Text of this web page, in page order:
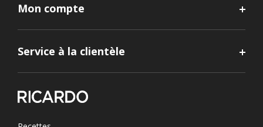
Mon compte
Service à la clientèle